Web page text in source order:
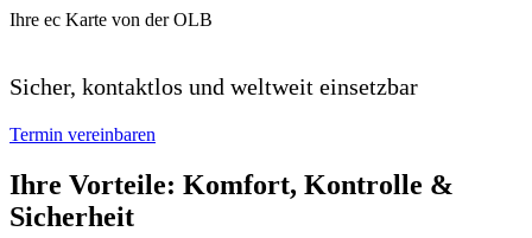
Ihre ec Karte von der OLB
Sicher, kontaktlos und weltweit einsetzbar
Termin vereinbaren
Ihre Vorteile: Komfort, Kontrolle &
Sicherheit